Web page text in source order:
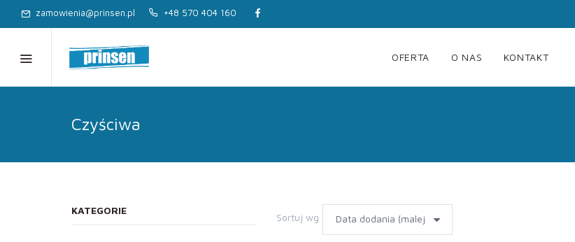
zamowienia@prinsen.pl +48 570 404 160
OFERTA O NAS KONTAKT
Czyściwa
Sortuj wg
KATEGORIE